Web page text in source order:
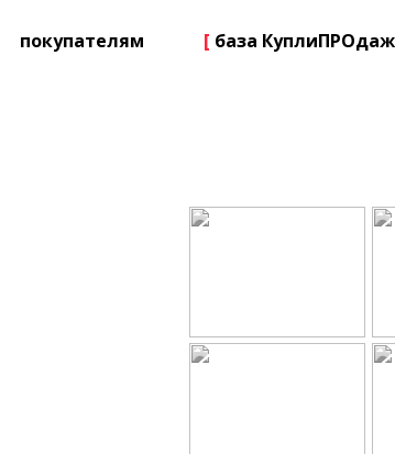
покупателям [ база КуплиПРОдаж